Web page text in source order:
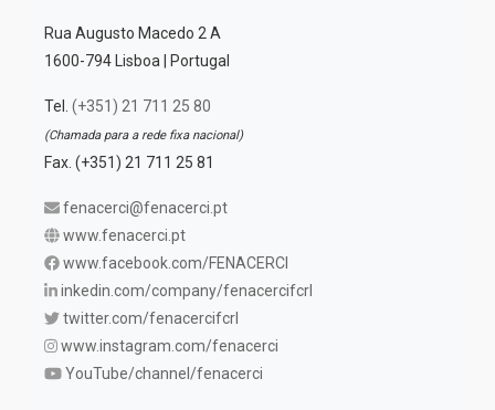
Rua Augusto Macedo 2 A
1600-794 Lisboa | Portugal
Tel. (+351) 21 711 25 80
(Chamada para a rede fixa nacional)
Fax. (+351) 21 711 25 81
fenacerci@fenacerci.pt
www.fenacerci.pt
www.facebook.com/FENACERCI
inkedin.com/company/fenacercifcrl
twitter.com/fenacercifcrl
www.instagram.com/fenacerci
YouTube/channel/fenacerci